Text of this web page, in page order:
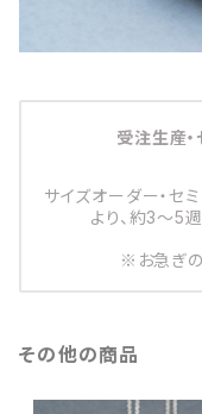
受注生産
サイズオーダー・セ
より、約3～5
※お急ぎの
その他の商品